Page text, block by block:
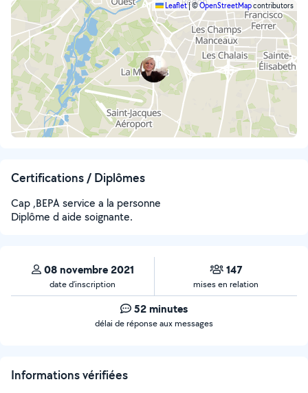
Leaflet|©OpenStreetMapcontributors
Certifications / Diplômes
Cap ,BEPA service a la personne
Diplôme d aide soignante.
08 novembre 2021
date d’inscription
147
mises en relation
52 minutes
délai de réponse aux messages
Informations vérifiées